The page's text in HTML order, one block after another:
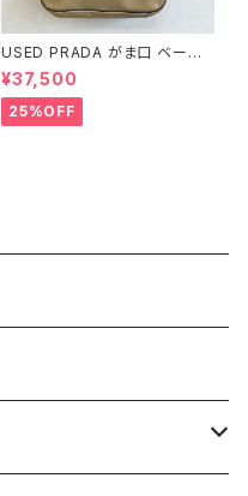
USED PRADA がま口 ベージ
ュ ハンドバッグ
¥37,500
25%OFF